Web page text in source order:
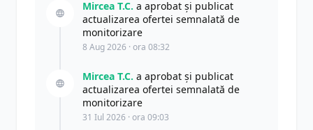
Mircea T.C. a aprobat și publicat
actualizarea ofertei semnalată de
monitorizare
8 Aug 2026 · ora 08:32
Mircea T.C. a aprobat și publicat
actualizarea ofertei semnalată de
monitorizare
31 Iul 2026 · ora 09:03